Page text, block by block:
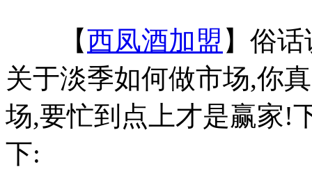
【西凤酒加盟 】俗
关于淡季如何做市场,你
场,要忙到点上才是赢家!
下: